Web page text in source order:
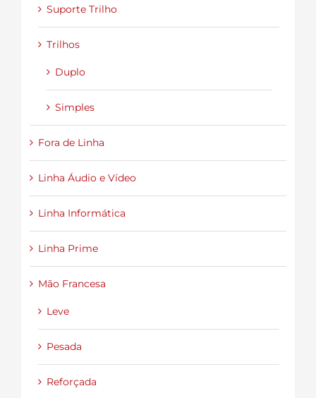
Suporte Trilho
Trilhos
Duplo
Simples
Fora de Linha
Linha Áudio e Vídeo
Linha Informática
Linha Prime
Mão Francesa
Leve
Pesada
Reforçada